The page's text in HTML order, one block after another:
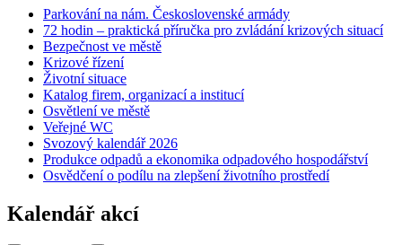
Parkování na nám. Československé armády
72 hodin – praktická příručka pro zvládání krizových situací
Bezpečnost ve městě
Krizové řízení
Životní situace
Katalog firem, organizací a institucí
Osvětlení ve městě
Veřejné WC
Svozový kalendář 2026
Produkce odpadů a ekonomika odpadového hospodářství
Osvědčení o podílu na zlepšení životního prostředí
Kalendář akcí